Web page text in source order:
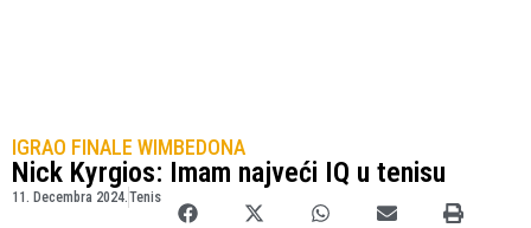
IGRAO FINALE WIMBEDONA
Nick Kyrgios: Imam najveći IQ u tenisu
11. Decembra 2024.Tenis